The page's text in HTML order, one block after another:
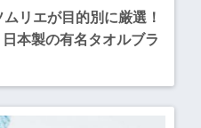
リエが目的別に厳選！
本製の有名タオルブラ